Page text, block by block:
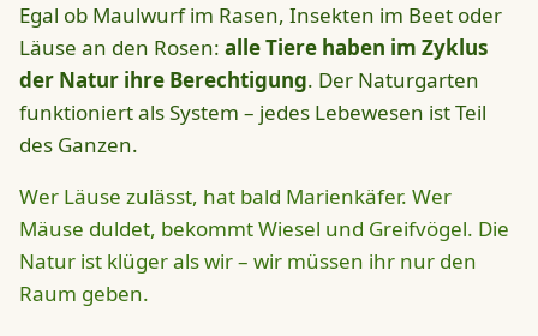
Egal ob Maulwurf im Rasen, Insekten im Beet oder
Läuse an den Rosen: alle Tiere haben im Zyklus
der Natur ihre Berechtigung. Der Naturgarten
funktioniert als System – jedes Lebewesen ist Teil
des Ganzen.
Wer Läuse zulässt, hat bald Marienkäfer. Wer
Mäuse duldet, bekommt Wiesel und Greifvögel. Die
Natur ist klüger als wir – wir müssen ihr nur den
Raum geben.